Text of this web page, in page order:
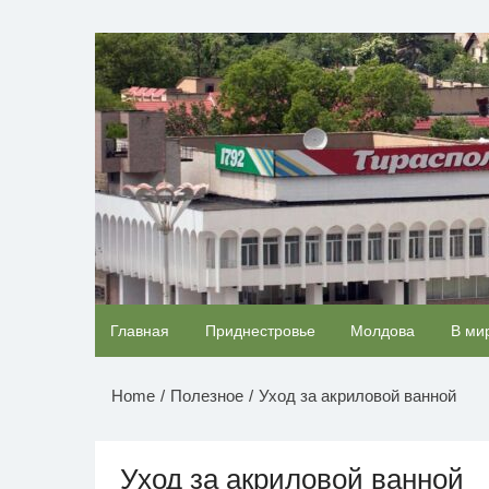
содержимомуНОВОСТИ
Главная Приднестровье Молдова В
Home Полезное Уход за акриловой ванной
Уход за акриловой ванной
Скрытая камера на пляже Крыма: Что люди
вытворяют, когда их не видят...